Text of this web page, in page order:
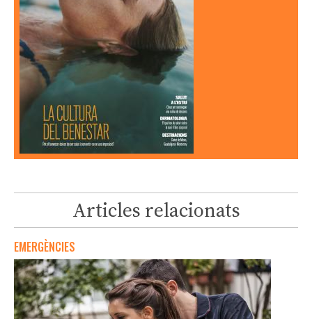
Articles relacionats
EMERGÈNCIES